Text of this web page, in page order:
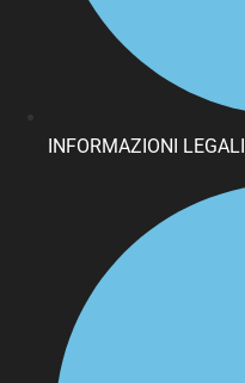
INFORMAZIONI LEGALI